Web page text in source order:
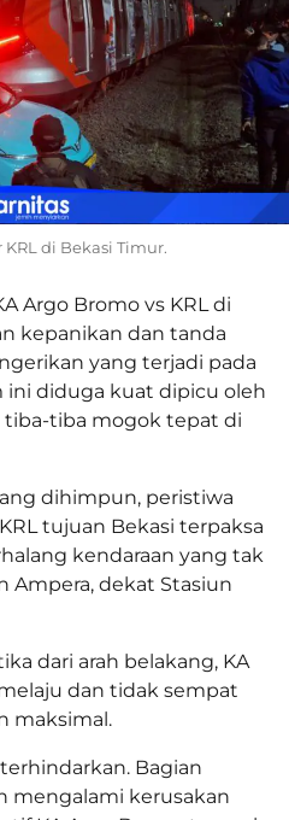
di Bekasi Timur.
Argo Bromo vs KRL di
kepanikan dan tanda
yang terjadi pada
ini diduga kuat dipicu oleh
tiba-tiba mogok tepat di
dihimpun, peristiwa
tujuan Bekasi terpaksa
kendaraan yang tak
Ampera, dekat Stasiun
dari arah belakang, KA
dan tidak sempat
maksimal.
Bagian
mengalami kerusakan